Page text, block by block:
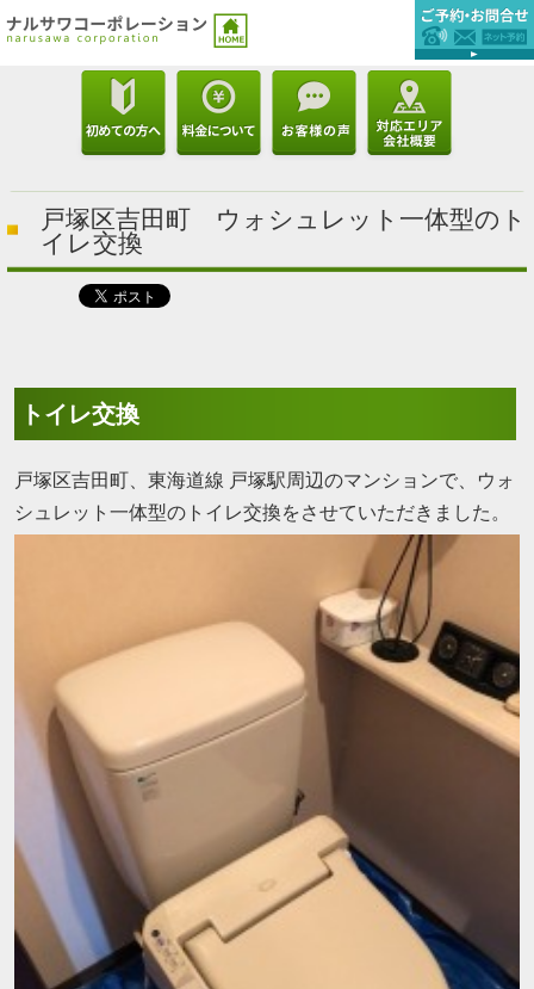
戸塚区吉田町 ウォシュレット一体型のト
イレ交換
トイレ交換
戸塚区吉田町、東海道線 戸塚駅周辺のマンションで、ウォ
シュレット一体型のトイレ交換をさせていただきました。